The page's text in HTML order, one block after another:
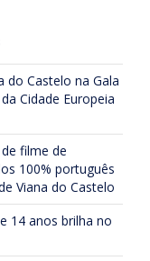
do Castelo na Gala
Cidade Europeia
filme de
100% português
Viana do Castelo
14 anos brilha no